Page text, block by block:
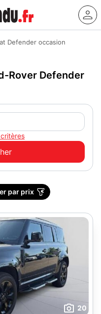
Defender occasion
Rover Defender
par prix
20